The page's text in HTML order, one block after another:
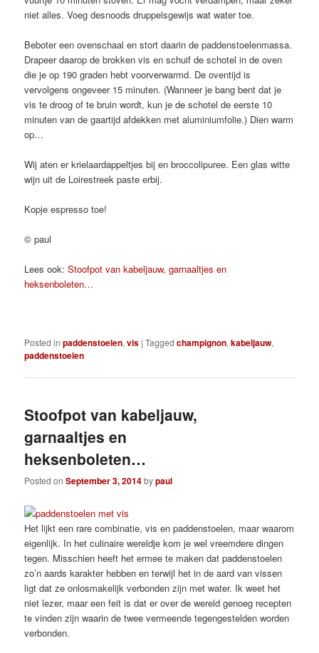
niet alles. Voeg desnoods druppelsgewijs wat water toe.
Beboter een ovenschaal en stort daarin de paddenstoelenmassa.
Drapeer daarop de brokken vis en schuif de schotel in de oven
die je op 190 graden hebt voorverwarmd. De oventijd is
vervolgens ongeveer 15 minuten. (Wanneer je bang bent dat je
vis te droog of te bruin wordt, kun je de schotel de eerste 10
minuten van de gaartijd afdekken met aluminiumfolie.) Dien warm
op…
Wij aten er krielaardappeltjes bij en broccolipuree. Een glas witte
wijn uit de Loirestreek paste erbij.
Kopje espresso toe!
© paul
Lees ook:Stoofpot van kabeljauw, garnaaltjes en
heksenboleten…
Posted in paddenstoelen,vis |Tagged champignon,kabeljauw,
paddenstoelen
Stoofpot van kabeljauw,
garnaaltjes en
heksenboleten…
Posted onSeptember 3, 2014bypaul
Het lijkt een rare combinatie, vis en paddenstoelen, maar waarom
eigenlijk. In het culinaire wereldje kom je wel vreemdere dingen
tegen. Misschien heeft het ermee te maken dat paddenstoelen
zo’n aards karakter hebben en terwijl het in de aard van vissen
ligt dat ze onlosmakelijk verbonden zijn met water. Ik weet het
niet lezer, maar een feit is dat er over de wereld genoeg recepten
te vinden zijn waarin de twee vermeende tegengestelden worden
verbonden.